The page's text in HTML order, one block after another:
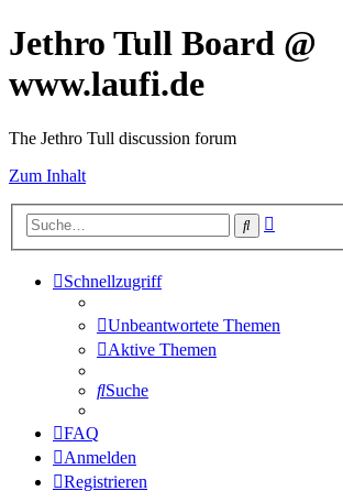
Jethro Tull Board @
www.laufi.de
The Jethro Tull discussion forum
Zum Inhalt
Suche
Schnellzugriff
Unbeantwortete Themen
Aktive Themen
Suche
FAQ
Anmelden
Registrieren